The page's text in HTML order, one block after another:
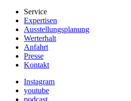
Service
Expertisen
Ausstellungsplanung
Werterhalt
Anfahrt
Presse
Kontakt
Instagram
youtube
podcast